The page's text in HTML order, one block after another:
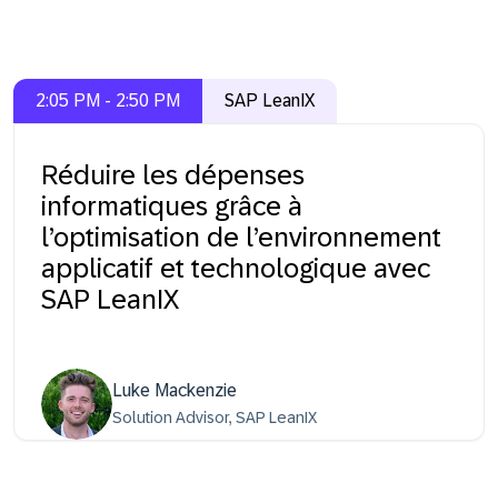
2:05 PM - 2:50 PM SAP LeanIX
Réduire les dépenses
informatiques grâce à
l’optimisation de l’environnement
applicatif et technologique avec
SAP LeanIX
Luke Mackenzie
Solution Advisor, SAP LeanIX